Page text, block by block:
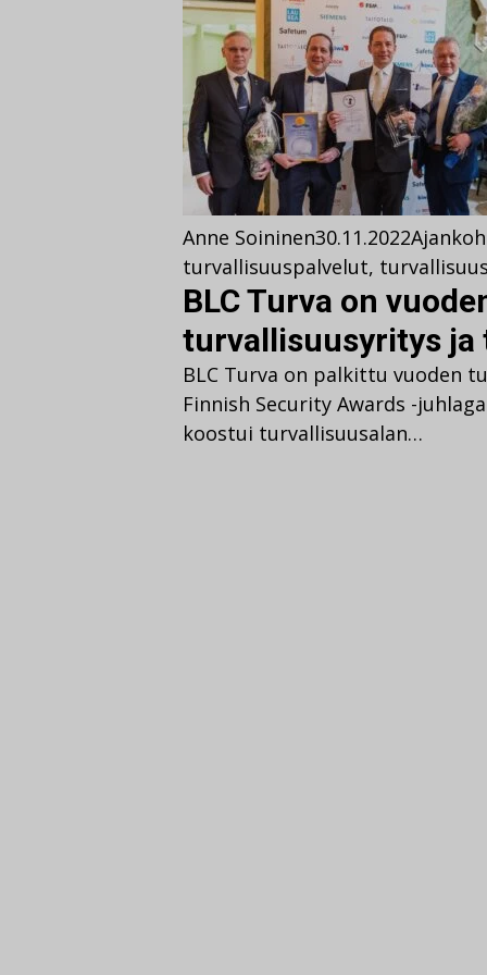
Anne Soininen30.11.2022
turvallisuuspalvelut,
BLC Turva on
turvallisuusyritys
BLC Turva on palkittu vuoden
Finnish Security Awards -
koostui turvallisuusalan…